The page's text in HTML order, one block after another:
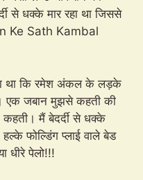
से धक्के मार रहा था जिससे
Ke Sath Kambal
था कि रमेश अंकल के लड़के
एक जबान मुझसे कहती की
कहती। मैं बेदर्दी से धक्के
फोल्डिंग प्लाई वाले बेड
धीरे पेलो!!!